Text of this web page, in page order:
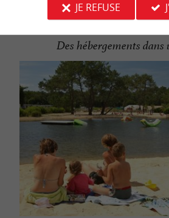
Des hébergements dans
JE REFUSE